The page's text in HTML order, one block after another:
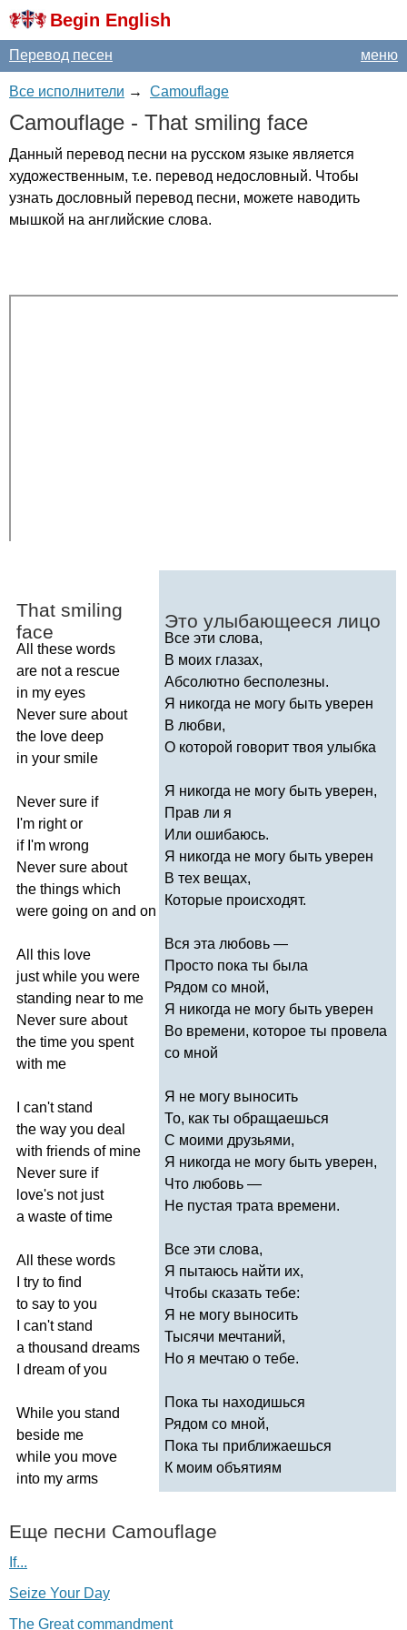
Begin English
меню
Перевод песен
Все исполнители → Camouflage
Camouflage - That smiling face
Данный перевод песни на русском языке является
художественным, т.е. перевод недословный. Чтобы
узнать дословный перевод песни, можете наводить
мышкой на английские слова.
That smiling
face
All these words
are not a rescue
in my eyes
Never sure about
the love deep
in your smile
Never sure if
I'm right or
if I'm wrong
Never sure about
the things which
were going on and on
All this love
just while you were
standing near to me
Never sure about
the time you spent
with me
can't stand
the way you deal
with friends of mine
Never sure if
love's not just
a waste of time
All these words
try to find
to say to you
can't stand
a thousand dreams
dream of you
While you stand
beside me
while you move
into my arms
Это улыбающееся лицо
Все эти слова,
В моих глазах,
Абсолютно бесполезны.
Я никогда не могу быть уверен
В любви,
О которой говорит твоя улыбка
Я никогда не могу быть уверен,
Прав ли я
Или ошибаюсь.
Я никогда не могу быть уверен
В тех вещах,
Которые происходят.
Вся эта любовь —
Просто пока ты была
Рядом со мной,
Я никогда не могу быть уверен
Во времени, которое ты провела
со мной
Я не могу выносить
То, как ты обращаешься
С моими друзьями,
Я никогда не могу быть уверен,
Что любовь —
Не пустая трата времени.
Все эти слова,
Я пытаюсь найти их,
Чтобы сказать тебе:
Я не могу выносить
Тысячи мечтаний,
Но я мечтаю о тебе.
Пока ты находишься
Рядом со мной,
Пока ты приближаешься
К моим объятиям
Еще песни Camouflage
If...
Seize Your Day
The Great commandment